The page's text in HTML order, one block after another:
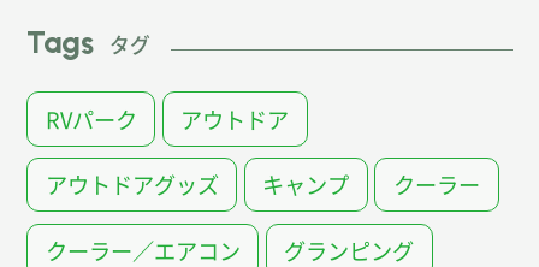
Tags タグ
RVパーク アウトドア
アウトドアグッズ キャンプ クーラー
クーラー／エアコン グランピング